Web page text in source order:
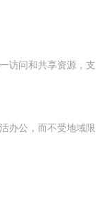
访问和共享资源，支
办公，而不受地域限